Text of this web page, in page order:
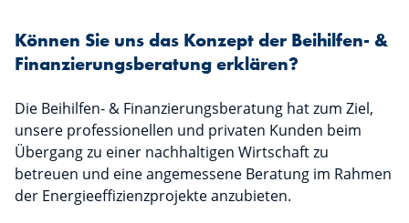
Können Sie uns das Konzept der Beihilfen- &
Finanzierungsberatung erklären?
Die Beihilfen- & Finanzierungsberatung hat zum Ziel,
unsere professionellen und privaten Kunden beim
Übergang zu einer nachhaltigen Wirtschaft zu
betreuen und eine angemessene Beratung im Rahmen
der Energieeffizienzprojekte anzubieten.